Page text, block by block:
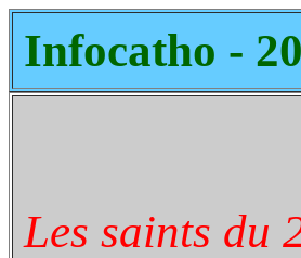
Infocatho -
Les saints du